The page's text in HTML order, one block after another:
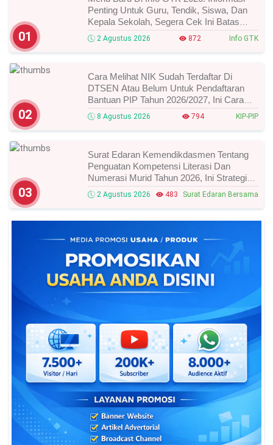
01
Penting Untuk Guru, Tendik, Siswa, Dan
Kepala Sekolah, Segera Cek Ini Batas
Waktunya!
2 Agustus 2026 872 Info GTK
02
Cara Melihat NIK Sudah Terdaftar Di
DTSEN Atau Belum Untuk Pendaftaran
Bantuan PIP Tahun 2026/2027, Ini Cara
Cek Dan Syarat Perubahan Desil!
8 Agustus 2026 794 KIP-PIP
03
Surat Edaran Kemendikdasmen Tentang
Penguatan Kompetensi Literasi Dan
Numerasi Murid Tahun 2026, Ini Strategi
Dan Alurnya
2 Agustus 2026 483 Surat Edaran Bersama